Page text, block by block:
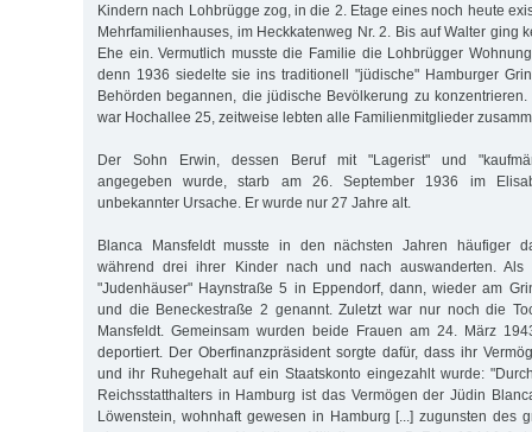
Kindern nach Lohbrügge zog, in die 2. Etage eines noch heute
Mehrfamilienhauses, im Heckkatenweg Nr. 2. Bis auf Walter ging
Ehe ein. Vermutlich musste die Familie die Lohbrügger
denn 1936 siedelte sie ins traditionell "jüdische" Hamburger
Behörden be­gannen, die jüdische Bevölkerung zu
war Hochallee 25, zeitweise lebten alle Familienmitglieder
Der Sohn Erwin, dessen Beruf mit "Lagerist" und
angegeben wurde, starb am 26. September 1936 im
unbekannter Ursache. Er wurde nur 27 Jahre alt.
Blanca Mansfeldt musste in den nächsten Jahren häufiger
während drei ihrer Kinder nach und nach auswanderten. Als
"Judenhäuser" Haynstraße 5 in Eppendorf, dann, wieder am
und die Beneckestraße 2 genannt. Zuletzt war nur noch die
Mansfeldt. Gemeinsam wurden beide Frau­en am 24. März
deportiert. Der Oberfinanzpräsident sorgte dafür, dass ihr
und ihr Ruhegehalt auf ein Staatskonto eingezahlt wurde:
Reichsstatthalters in Hamburg ist das Vermögen der Jüdin
Löwenstein, wohnhaft gewesen in Hamburg [...] zuguns­ten des